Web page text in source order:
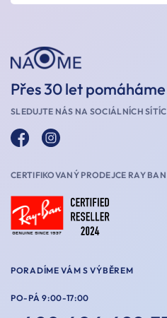
Přes 30 let
SLEDUJTE NÁS NA SOCIÁLNÍCH
CERTIFIKOVANÝ PRODEJCE RAY BAN
PORADÍME VÁM S VÝBĚREM
PO-PÁ 9:00-17:00